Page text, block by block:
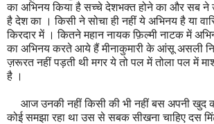
का अभिनय किया है सच्चे देशभक्त होने का और सब ने
है देश का । किसी ने सोचा ही नहीं ये अभिनय है या
किरदार में । कितने महान नायक फ़िल्मी नाटक में
का अभिनय करते आये हैं मीनाकुमारी के आंसू असली
ज़रूरत नहीं पड़ती थी मगर ये तो पल में तोला पल में
है ।
आज उनकी नहीं किसी की भी नहीं बस अपनी खुद
कोई समझा रहा था उस से सबक सीखना चाहिए दस